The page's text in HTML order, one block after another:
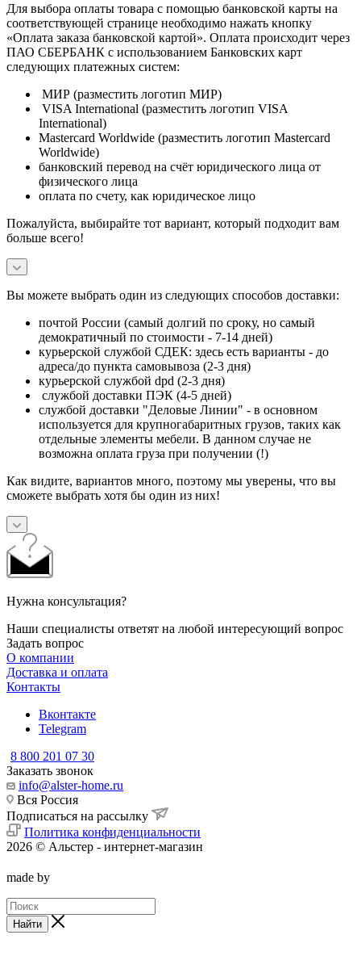
Для выбора оплаты товара с помощью банковской карты на
соответствующей странице необходимо нажать кнопку
«Оплата заказа банковской картой». Оплата происходит через
ПАО СБЕРБАНК с использованием Банковских карт
следующих платежных систем:
МИР (разместить логотип МИР)
VISA International (разместить логотип VISA
International)
Mastercard Worldwide (разместить логотип Mastercard
Worldwide)
банковский перевод на счёт юридического лица от
физического лица
оплата по счету, как юридическое лицо
Пожалуйста, выбирайте тот вариант, который подходит вам
больше всего!
Вы можете выбрать один из следующих способов доставки:
почтой России (самый долгий по сроку, но самый
демократичный по стоимости - 7-14 дней)
курьерской службой СДЕК: здесь есть варианты - до
адреса/до пункта самовывоза (2-3 дня)
курьерской службой dpd (2-3 дня)
службой доставки ПЭК (4-5 дней)
службой доставки "Деловые Линии" - в основном
используется для крупногабаритных грузов, таких как
отдельные элементы мебели. В данном случае не
возможна оплата груза при получении (!)
Как видите, вариантов много, поэтому мы уверены, что вы
сможете выбрать хотя бы один из них!
Нужна консультация?
Наши специалисты ответят на любой интересующий вопрос
Задать вопрос
О компании
Доставка и оплата
Контакты
Вконтакте
Telegram
8 800 201 07 30
Заказать звонок
info@alster-home.ru
Вся Россия
Подписаться на рассылку
Политика конфиденциальности
2026 © Альстер - интернет-магазин
made by
Найти